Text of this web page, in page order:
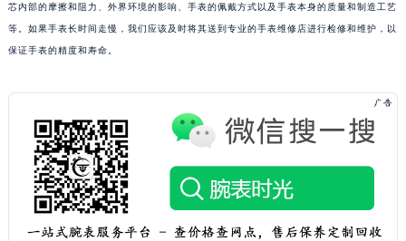
芯内部的摩擦和阻力、外界环境的影响、手表的佩戴方式以及手表本身的质量和制造工艺
等。如果手表长时间走慢，我们应该及时将其送到专业的手表维修店进行检修和维护，以
保证手表的精度和寿命。